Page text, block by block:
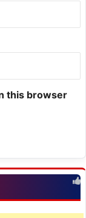
this browser